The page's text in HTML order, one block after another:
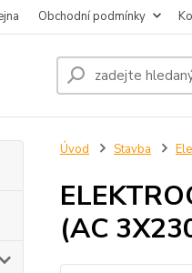
Obchodní podmínky
Úvod Stavba
(AC